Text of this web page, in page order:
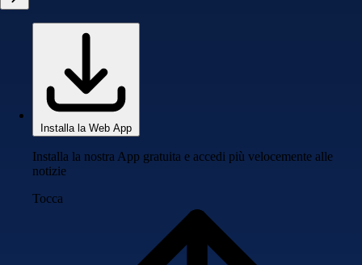
Installa la Web App
Installa la nostra App gratuita e accedi più velocemente alle
notizie
Tocca